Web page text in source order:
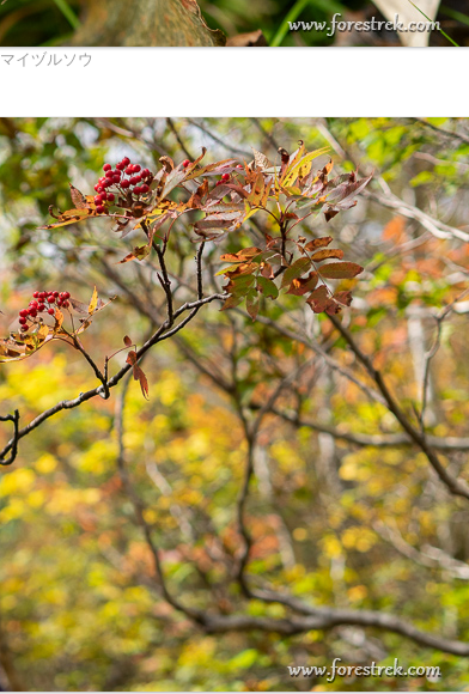
マイヅルソウ